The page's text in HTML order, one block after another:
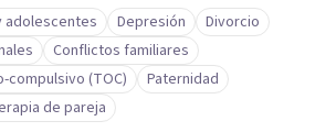
adolescentes Depresión
Divorcio
Conflictos familiares
(TOC)
Paternidad
de pareja